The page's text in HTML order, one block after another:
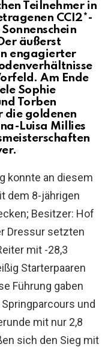
Teilnehmer in
CCI2*-
äußerst
engagierter
Am Ende
Sophie
Torben
die goldenen
Luisa Millies
konnte an diesem
dem 8-jährigen
Besitzer: Hof
Dressur setzten
mit -28,3
Starterpaaren
Führung gaben
und
mit nur 2,8
sich den Sieg mit